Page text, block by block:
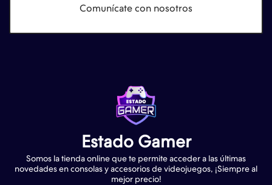
Comunícate con nosotros
Estado Gamer
Somos la tienda online que te permite acceder a las últimas
novedades en consolas y accesorios de videojuegos, ¡Siempre al
mejor precio!